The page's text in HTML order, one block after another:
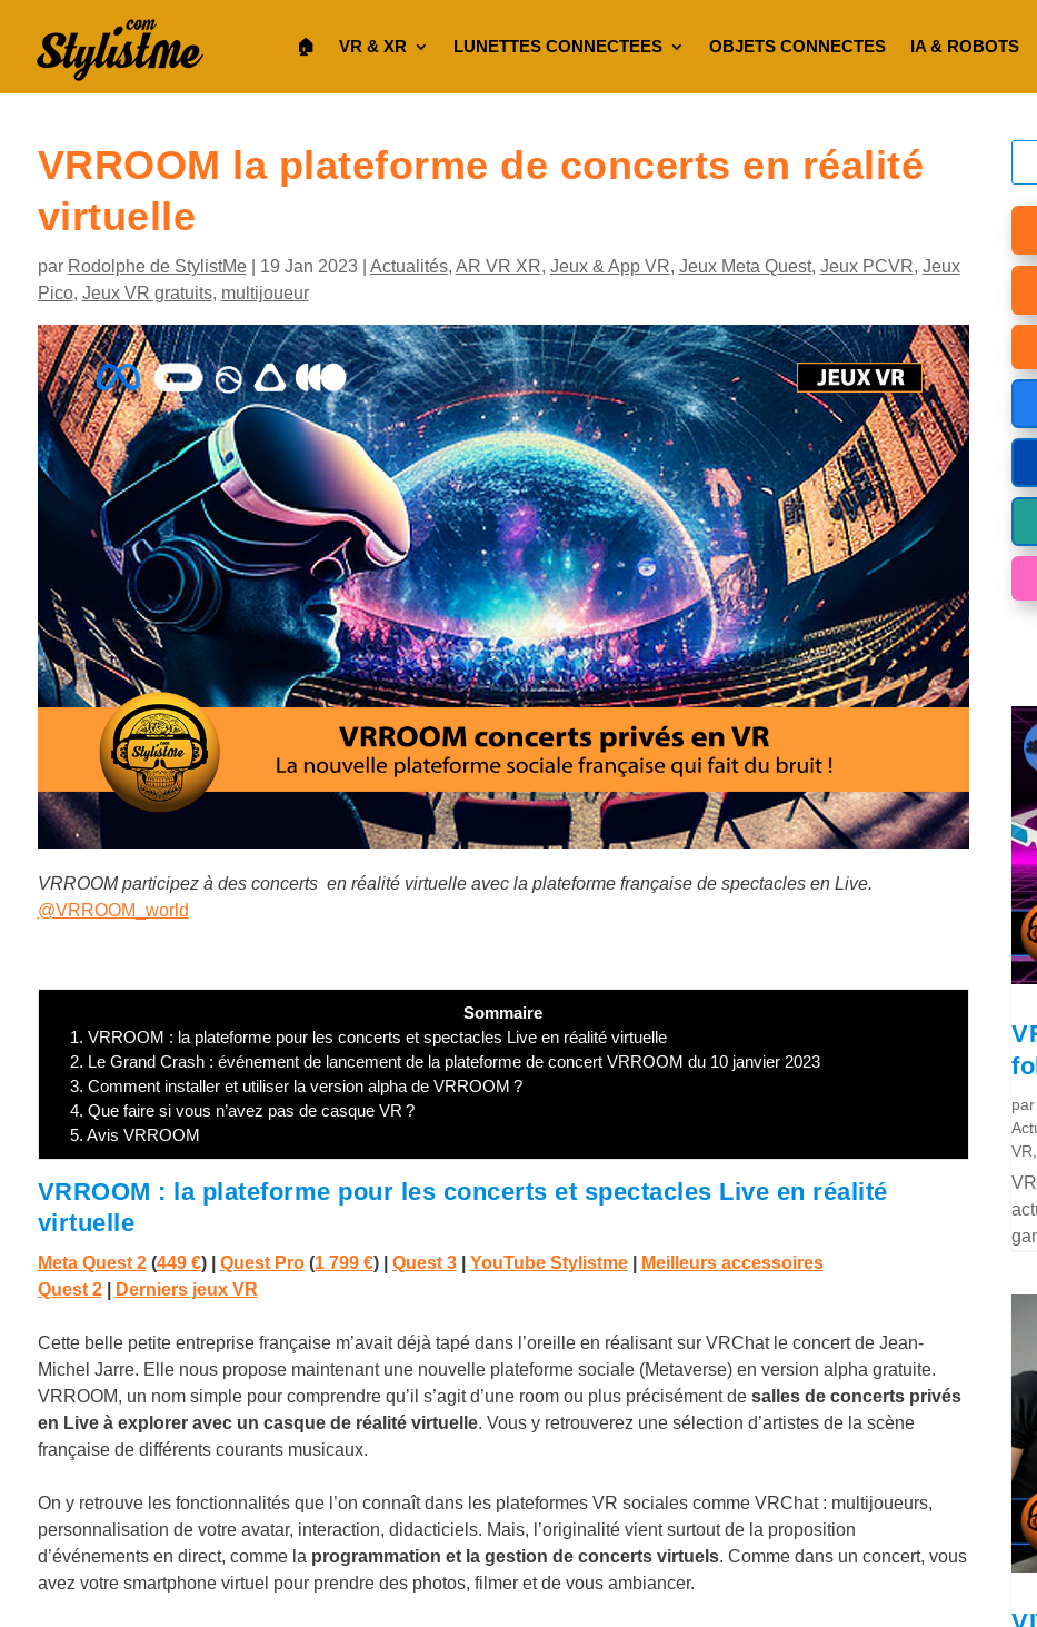
🏠︎ VR & XR LUNETTES CONNECTEES OBJETS CONNECTES IA & ROBOTS
VRROOM la plateforme de concerts en réalité
virtuelle
par Rodolphe de StylistMe| 19 Jan 2023| Actualités, AR VR XR, Jeux & App VR, Jeux Meta Quest, Jeux PCVR, Jeux
Pico, Jeux VR gratuits, multijoueur
VRROOM participez à des concerts en réalité virtuelle avec la plateforme française de spectacles en Live.
@VRROOM_world
Sommaire
1. VRROOM : la plateforme pour les concerts et spectacles Live en réalité virtuelle
2. Le Grand Crash : événement de lancement de la plateforme de concert VRROOM du 10 janvier 2023
3. Comment installer et utiliser la version alpha de VRROOM ?
4. Que faire si vous n’avez pas de casque VR ?
5. Avis VRROOM
VRROOM : la plateforme pour les concerts et spectacles Live en réalité
virtuelle
Meta Quest 2(449 €) | Quest Pro(1 799 €) Quest 3| YouTube Stylistme|
Meilleurs accessoires
Quest 2
Derniers jeux VR
Cette belle petite entreprise française m’avait déjà tapé dans l’oreille en réalisant sur VRChat le concert de Jean-
Michel Jarre. Elle nous propose maintenant une nouvelle plateforme sociale (Metaverse) en version alpha gratuite.
VRROOM, un nom simple pour comprendre qu’il s’agit d’une room ou plus précisément de salles de concerts privés
en Live à explorer avec un casque de réalité virtuelle. Vous y retrouverez une sélection d’artistes de la scène
française de différents courants musicaux.
On y retrouve les fonctionnalités que l’on connaît dans les plateformes VR sociales comme VRChat : multijoueurs,
personnalisation de votre avatar, interaction, didacticiels. Mais, l’originalité vient surtout de la proposition
d’événements en direct, comme la programmation et la gestion de concerts virtuels. Comme dans un concert, vous
avez votre smartphone virtuel pour prendre des photos, filmer et de vous ambiancer.
par
VR